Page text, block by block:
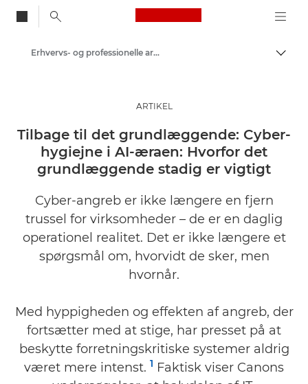
Canon Logo, back
Skift
Insights
Erhvervs- og professionelle artikler
ARTIKEL
Tilbage til det grundlæggende: Cyber-
hygiejne i AI-æraen: Hvorfor det
grundlæggende stadig er vigtigt
Cyber-angreb er ikke længere en fjern
trussel for virksomheder – de er en daglig
operationel realitet. Det er ikke længere et
spørgsmål om, hvorvidt de sker, men
hvornår.
Med hyppigheden og effekten af angreb, der
fortsætter med at stige, har presset på at
beskytte forretningskritiske systemer aldrig
været mere intenst. 1 Faktisk viser Canons